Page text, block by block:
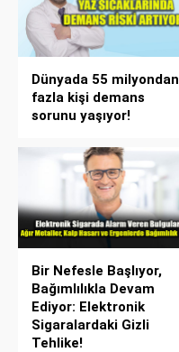
Dünyada 55 milyondan
fazla kişi demans
sorunu yaşıyor!
Bir Nefesle Başlıyor,
Bağımlılıkla Devam
Ediyor: Elektronik
Sigaralardaki Gizli
Tehlike!